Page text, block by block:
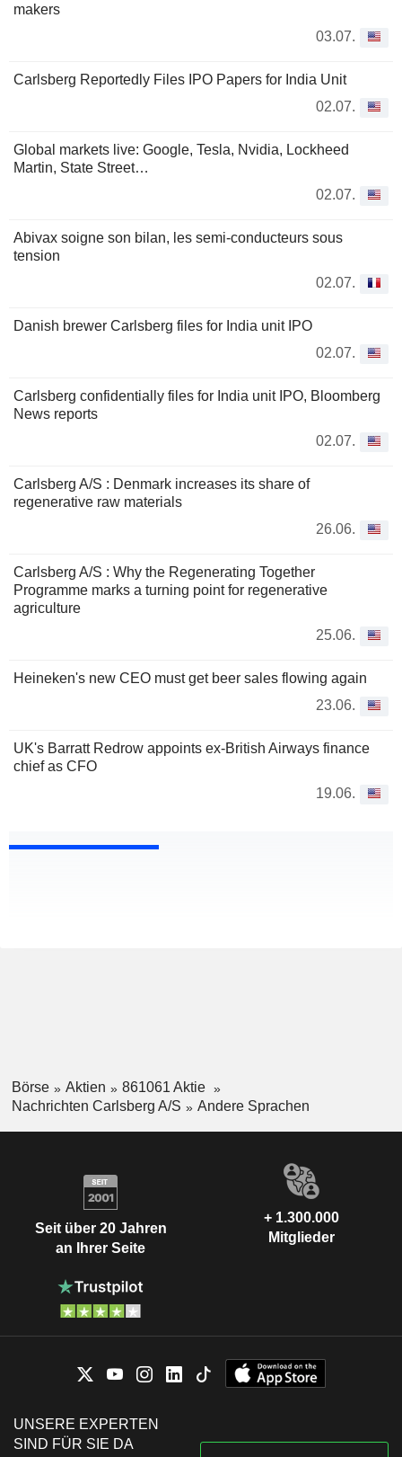
makers
03.07.
Carlsberg Reportedly Files IPO Papers for India Unit
02.07.
Global markets live: Google, Tesla, Nvidia, Lockheed
Martin, State Street…
02.07.
Abivax soigne son bilan, les semi-conducteurs sous
tension
02.07.
Danish brewer Carlsberg files for India unit IPO
02.07.
Carlsberg confidentially files for India unit IPO, Bloomberg
News reports
02.07.
Carlsberg A/S : Denmark increases its share of
regenerative raw materials
26.06.
Carlsberg A/S : Why the Regenerating Together
Programme marks a turning point for regenerative
agriculture
25.06.
Heineken's new CEO must get beer sales flowing again
23.06.
UK's Barratt Redrow appoints ex-British Airways finance
chief as CFO
19.06.
Börse Aktien
861061 Aktie
Nachrichten Carlsberg A/S
Andere Sprachen
Seit über 20 Jahren
an Ihrer Seite
+ 1.300.000
Mitglieder
UNSERE EXPERTEN
SIND FÜR SIE DA